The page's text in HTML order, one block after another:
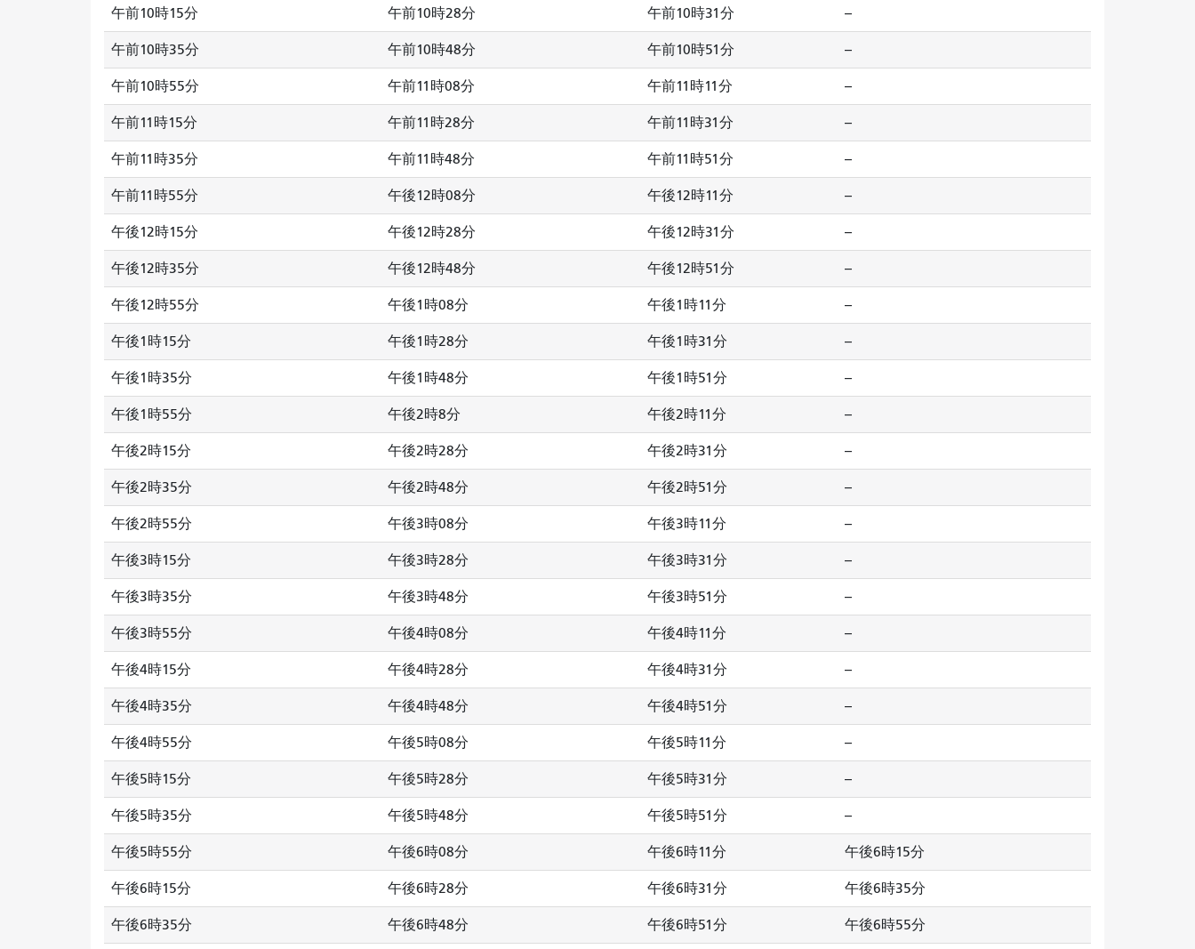
午前10時15分 午前10時28分 午前10時31分 --
午前10時35分 午前10時48分 午前10時51分 --
午前10時55分 午前11時08分 午前11時11分 --
午前11時15分 午前11時28分 午前11時31分 --
午前11時35分 午前11時48分 午前11時51分 --
午前11時55分 午後12時08分 午後12時11分 --
午後12時15分 午後12時28分 午後12時31分 --
午後12時35分 午後12時48分 午後12時51分 --
午後12時55分 午後1時08分 午後1時11分 --
午後1時15分 午後1時28分 午後1時31分 --
午後1時35分 午後1時48分 午後1時51分 --
午後1時55分 午後2時8分 午後2時11分 --
午後2時15分 午後2時28分 午後2時31分 --
午後2時35分 午後2時48分 午後2時51分 --
午後2時55分 午後3時08分 午後3時11分 --
午後3時15分 午後3時28分 午後3時31分 --
午後3時35分 午後3時48分 午後3時51分 --
午後3時55分 午後4時08分 午後4時11分 --
午後4時15分 午後4時28分 午後4時31分 --
午後4時35分 午後4時48分 午後4時51分 --
午後4時55分 午後5時08分 午後5時11分 --
午後5時15分 午後5時28分 午後5時31分 --
午後5時35分 午後5時48分 午後5時51分 --
午後5時55分 午後6時08分 午後6時11分 午後6時15分
午後6時15分 午後6時28分 午後6時31分 午後6時35分
午後6時35分 午後6時48分 午後6時51分 午後6時55分